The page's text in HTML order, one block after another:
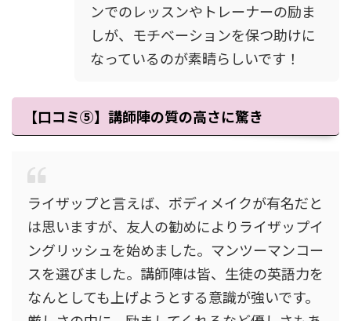
ンでのレッスンやトレーナーの励ま
しが、モチベーションを保つ助けに
なっているのが素晴らしいです！
【口コミ⑤】講師陣の質の高さに驚き
ライザップと言えば、ボディメイクが有名だと
は思いますが、友人の勧めによりライザップイ
ングリッシュを始めました。マンツーマンコー
スを選びました。講師陣は皆、生徒の英語力を
なんとしても上げようとする意識が強いです。